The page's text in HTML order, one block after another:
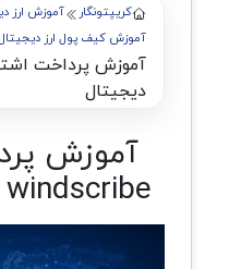
کریپتونگار
آموزش ارز
آموزش کیف پول ارز
دیجیتال
آموزش
windscribe با ارز دیجیتال